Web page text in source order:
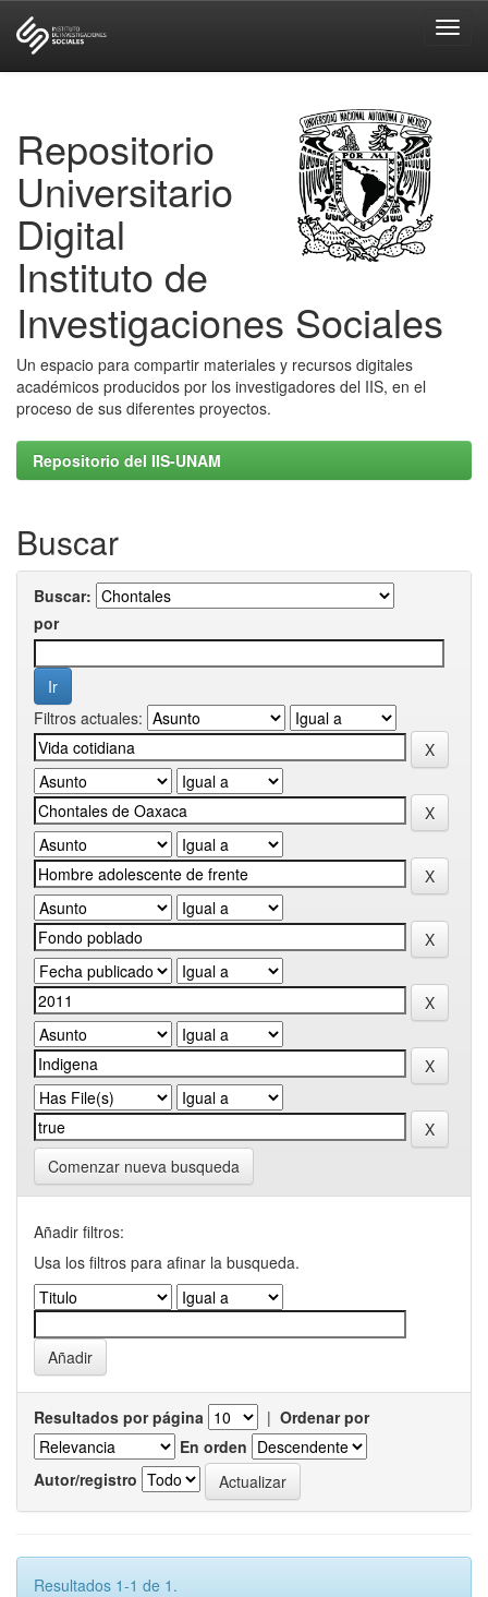
Repositorio
Universitario
Digital
Instituto de
Investigaciones Sociales
Un espacio para compartir materiales y recursos digitales
académicos producidos por los investigadores del IIS, en el
proceso de sus diferentes proyectos.
Repositorio del IIS-UNAM
Buscar
Buscar:
por
Filtros actuales:
Comenzar nueva busqueda
Añadir filtros:
Usa los filtros para afinar la busqueda.
Resultados por página | Ordenar por
En orden
Autor/registro
Resultados 1-1 de 1.